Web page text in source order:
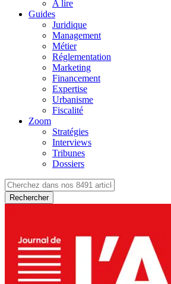
A lire
Guides
Juridique
Management
Métier
Réglementation
Marketing
Financement
Expertise
Urbanisme
Fiscalité
Zoom
Stratégies
Interviews
Tribunes
Dossiers
Rechercher